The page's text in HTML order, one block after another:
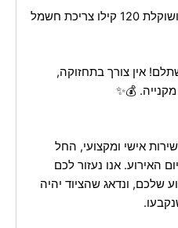
המכונה דורשת מקום לשינוע, ושוקלת 120 קילו צריכת חשמל
אין צורך בתחזוקה,
💰✨
אישי ומקצועי, החל
האירוע. אנו נעזור לכם
שלכם, ונדאג שהציוד יהיה